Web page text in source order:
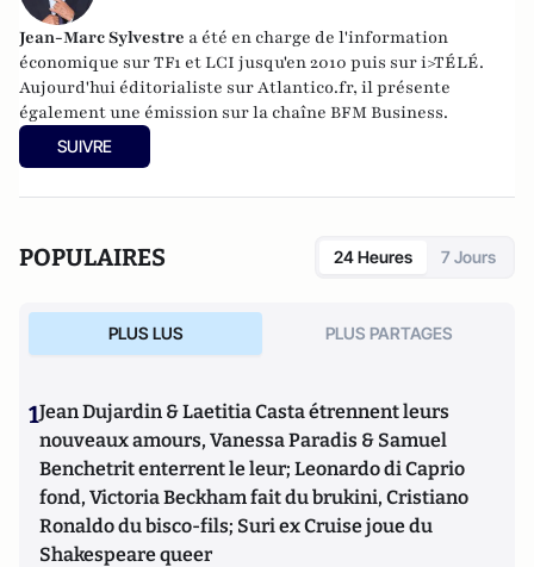
Jean-Marc Sylvestre a été en charge de l'information
économique sur TF1 et LCI jusqu'en 2010 puis sur i>TÉLÉ.
Aujourd'hui éditorialiste sur Atlantico.fr, il présente
également une émission sur la chaîne BFM Business.
SUIVRE
POPULAIRES 24 Heures 7 Jours
PLUS LUS PLUS PARTAGES
1Jean Dujardin & Laetitia Casta étrennent leurs
nouveaux amours, Vanessa Paradis & Samuel
Benchetrit enterrent le leur; Leonardo di Caprio
fond, Victoria Beckham fait du brukini, Cristiano
Ronaldo du bisco-fils; Suri ex Cruise joue du
Shakespeare queer